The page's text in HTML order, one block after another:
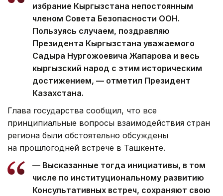
избрание Кыргызстана непостоянным
членом Совета Безопасности ООН.
Пользуясь случаем, поздравляю
Президента Кыргызстана уважаемого
Садыра Нургожоевича Жапарова и весь
кыргызский народ с этим историческим
достижением, — отметил Президент
Казахстана.
Глава государства сообщил, что все
принципиальные вопросы взаимодействия стран
региона были обстоятельно обсуждены
на прошлогодней встрече в Ташкенте.
— Высказанные тогда инициативы, в том
числе по институциональному развитию
Консультативных встреч, сохраняют свою